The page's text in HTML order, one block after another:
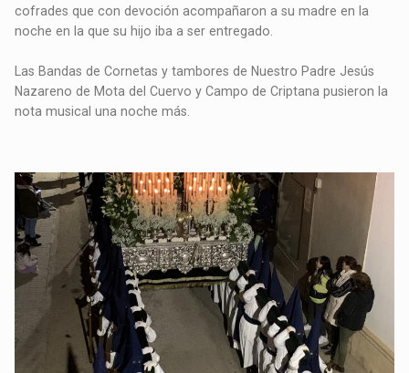
cofrades que con devoción acompañaron a su madre en la
noche en la que su hijo iba a ser entregado.
Las Bandas de Cornetas y tambores de Nuestro Padre Jesús
Nazareno de Mota del Cuervo y Campo de Criptana pusieron la
nota musical una noche más.